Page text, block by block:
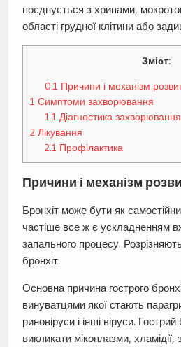
поєднується з хрипами,
області грудної клітини або
Зміст:
0.1 Причини і механізм
1 Симптоми захворювання
1.1 Діагностика захворювання
2Лікування
2.1 Профілактика
Причини і механізм
Бронхіт може бути як
частіше все ж є ускладненням
запального процесу.
бронхіт.
Основна причина гострого
винуватцями якої стають
риновіруси і інші віруси.
викликати мікоплазми,